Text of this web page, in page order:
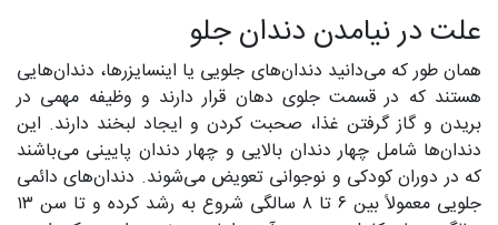
علت در نیامدن دندان جلو
همان طور که می‌دانید دندان‌های جلویی یا اینسایزرها، دندان‌هایی
هستند که در قسمت جلوی دهان قرار دارند و وظیفه مهمی در
بریدن و گاز گرفتن غذا، صحبت کردن و ایجاد لبخند دارند. این
دندان‌ها شامل چهار دندان بالایی و چهار دندان پایینی می‌باشند
که در دوران کودکی و نوجوانی تعویض می‌شوند. دندان‌های دائمی
جلویی معمولاً بین ۶ تا ۸ سالگی شروع به رشد کرده و تا سن ۱۳